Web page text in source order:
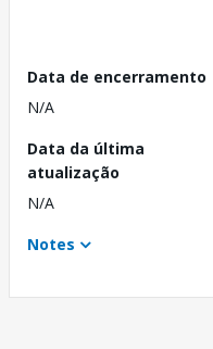
Data de encerramento
N/A
Data da última
atualização
N/A
Notes